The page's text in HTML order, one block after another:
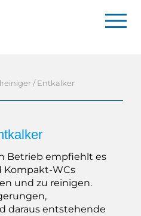
/ Entkalker
Betrieb empfiehlt es
Kompakt-WCs
und zu reinigen.
daraus entstehende